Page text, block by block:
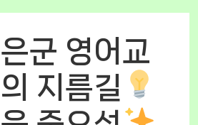
군 영어교
지름길